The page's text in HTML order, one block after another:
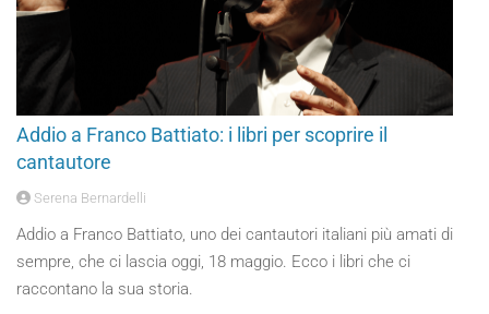
Addio a Franco Battiato: i libri per scoprire il
cantautore
Serena Bernardelli
Addio a Franco Battiato, uno dei cantautori italiani più amati di
sempre, che ci lascia oggi, 18 maggio. Ecco i libri che ci
raccontano la sua storia.